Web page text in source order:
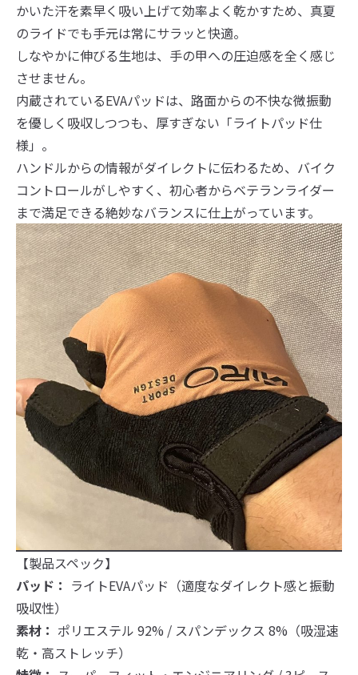
かいた汗を素早く吸い上げて効率よく乾かすため、真夏
のライドでも手元は常にサラッと快適。
しなやかに伸びる生地は、手の甲への圧迫感を全く感じ
させません。
内蔵されているEVAパッドは、路面からの不快な微振動
を優しく吸収しつつも、厚すぎない「ライトパッド仕
様」。
ハンドルからの情報がダイレクトに伝わるため、バイク
コントロールがしやすく、初心者からベテランライダー
まで満足できる絶妙なバランスに仕上がっています。
【製品スペック】
パッド： ライトEVAパッド（適度なダイレクト感と振動
吸収性）
素材： ポリエステル 92% / スパンデックス 8%（吸湿速
乾・高ストレッチ）